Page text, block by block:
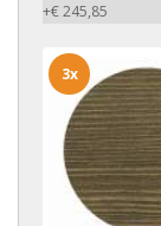
+€ 245,85
3x